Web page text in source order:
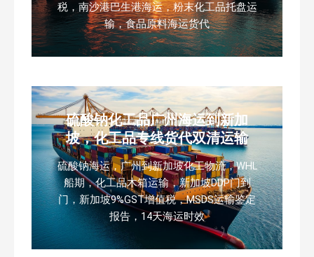
税，南沙港巴生港海运，粉末化工品托盘运
输，食品原料海运货代
硫酸钠化工品广州海运到新加
坡，化工品专线货代双清运输
硫酸钠海运，广州到新加坡化工物流，WHL
船期，化工品木箱运输，新加坡DDP门到
门，新加坡9%GST增值税，MSDS运输鉴定
报告，14天海运时效